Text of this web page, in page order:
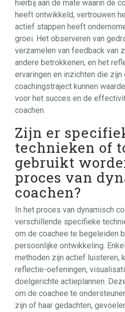
hierbij aan de mate waarin de
heeft ontwikkeld, vertrouwen
actief stappen heeft
groei. Het observeren van
verzamelen van feedback van
andere betrokkenen, en het
ervaringen en inzichten die
coachingstraject kunnen
voor het succes en de
coachen.
Zijn er
technieken of
gebruikt
proces van
coachen?
In het proces van dynamisch
verschillende specifieke
om de coachee te begeleiden
persoonlijke ontwikkeling.
methoden zijn actief luisteren,
reflectie-oefeningen,
doelgerichte actieplannen.
om de coachee te
zijn of haar gedachten,